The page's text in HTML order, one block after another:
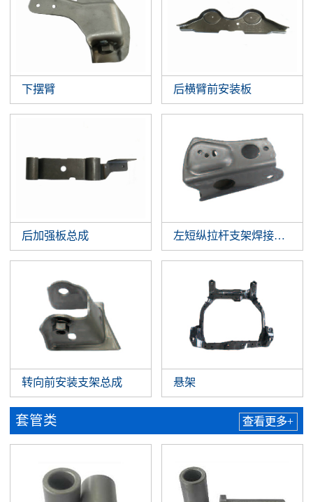
下摆臂 后横臂前安装板
后加强板总成 左短纵拉杆支架焊接总成
转向前安装支架总成 悬架
套管类 查看更多+